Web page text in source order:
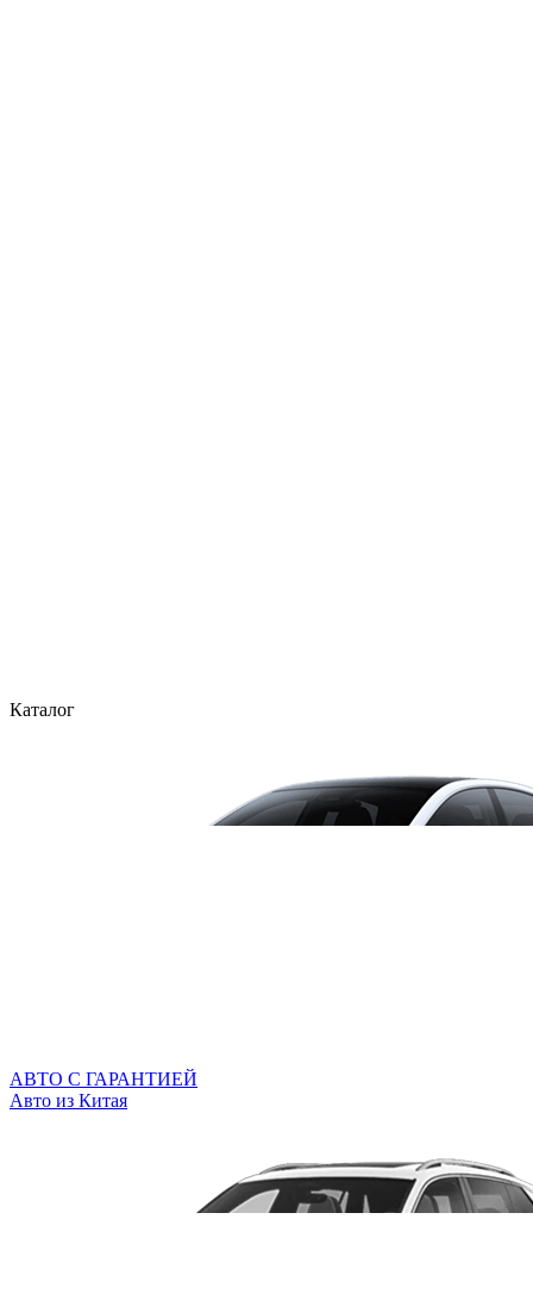
Каталог
АВТО С ГАРАНТИЕЙ
Авто из Китая